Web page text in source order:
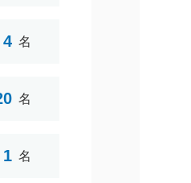
4 名
名
1 名